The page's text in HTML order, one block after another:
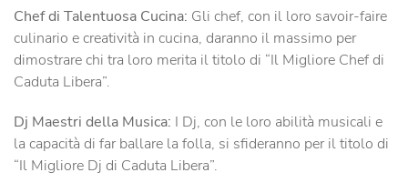
Chef di Talentuosa Cucina: Gli chef, con il loro savoir-faire
culinario e creatività in cucina, daranno il massimo per
dimostrare chi tra loro merita il titolo di “Il Migliore Chef di
Caduta Libera”.
Dj Maestri della Musica: I Dj, con le loro abilità musicali e
la capacità di far ballare la folla, si sfideranno per il titolo di
“Il Migliore Dj di Caduta Libera”.